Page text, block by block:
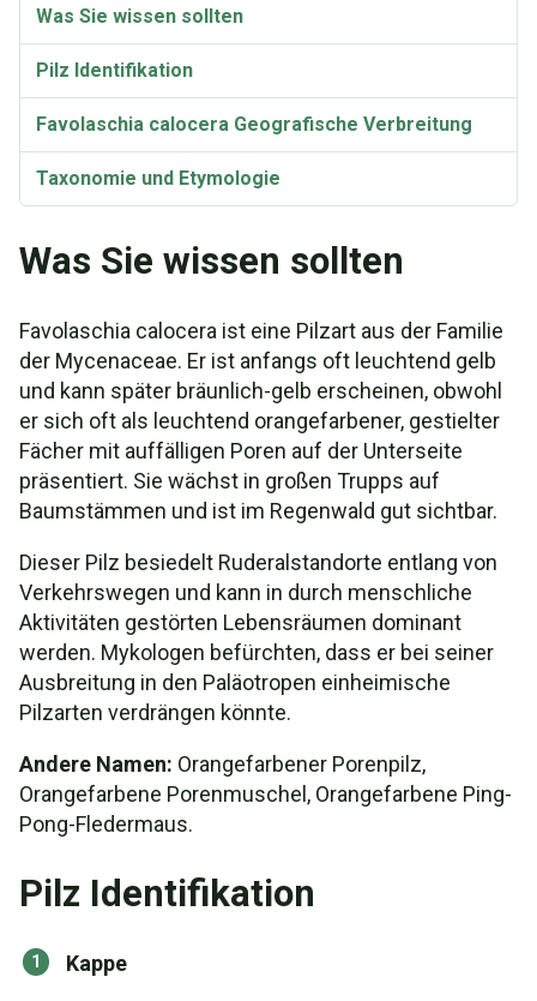
Was Sie wissen sollten
Pilz Identifikation
Favolaschia calocera Geografische Verbreitung
Taxonomie und Etymologie
Was Sie wissen sollten
Favolaschia calocera ist eine Pilzart aus der Familie
der Mycenaceae. Er ist anfangs oft leuchtend gelb
und kann später bräunlich-gelb erscheinen, obwohl
er sich oft als leuchtend orangefarbener, gestielter
Fächer mit auffälligen Poren auf der Unterseite
präsentiert. Sie wächst in großen Trupps auf
Baumstämmen und ist im Regenwald gut sichtbar.
Dieser Pilz besiedelt Ruderalstandorte entlang von
Verkehrswegen und kann in durch menschliche
Aktivitäten gestörten Lebensräumen dominant
werden. Mykologen befürchten, dass er bei seiner
Ausbreitung in den Paläotropen einheimische
Pilzarten verdrängen könnte.
Andere Namen: Orangefarbener Porenpilz,
Orangefarbene Porenmuschel, Orangefarbene Ping-
Pong-Fledermaus.
Pilz Identifikation
Kappe